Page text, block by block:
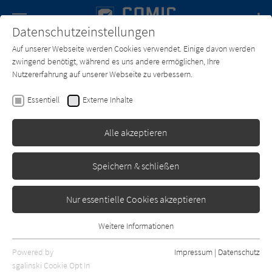
SUCHE Forum Charts Newsletter
Text: Peyo Gos,Yvan Delporte
Die Schlümpfe 06: Der
Astronautenschlumpf
Datenschutzeinstellungen
Auf unserer Webseite werden Cookies verwendet. Einige davon werden
zwingend benötigt, während es uns andere ermöglichen, Ihre
Nutzererfahrung auf unserer Webseite zu verbessern.
Essentiell Externe Inhalte
Alle akzeptieren
Speichern & schließen
Nur essentielle Cookies akzeptieren
Essentielle Cookies werden für grundlegende Funktionen der
Webseite benötigt. Dadurch ist gewährleistet, dass die Webseite
Weitere Informationen
Powered by
sgalinski Cookie Opt In
Impressum | Datenschutz